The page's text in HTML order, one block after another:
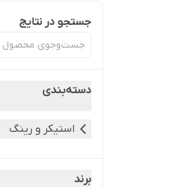
جستجو در نتایج
دسته‌بندی
استیکر و رینگ
برند